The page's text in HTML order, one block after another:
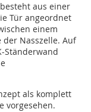
aus einer
Tür angeordnet
einem
der Nasszelle. Auf
Ständerwand
als komplett
vorgesehen.